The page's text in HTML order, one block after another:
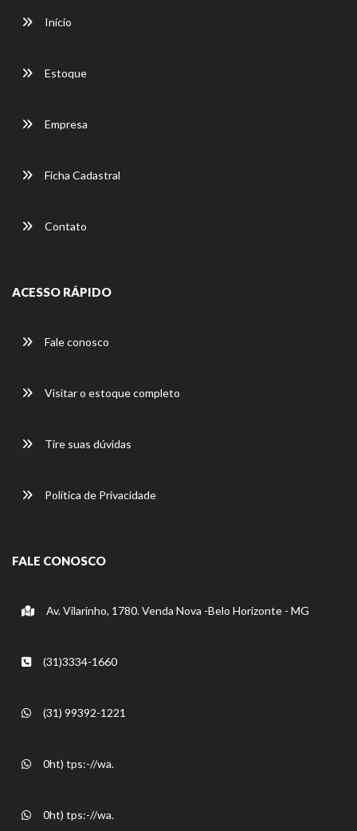
Início
Estoque
Empresa
Ficha Cadastral
Contato
ACESSO RÁPIDO
Fale conosco
Visitar o estoque completo
Tire suas dúvidas
Política de Privacidade
FALE CONOSCO
Av. Vilarinho, 1780. Venda Nova -Belo Horizonte - MG
(31)3334-1660
(31) 99392-1221
0ht) tps:-//wa.
0ht) tps:-//wa.